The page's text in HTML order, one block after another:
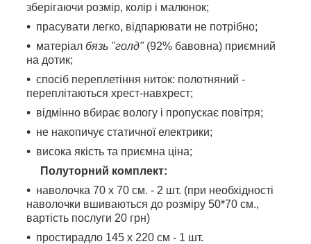
зберігаючи розмір, колір і малюнок;
прасувати легко, відпарювати не потрібно;
матеріал бязь "голд"(92% бавовна) приємний
на дотик;
спосіб переплетіння ниток: полотняний -
переплітаються хрест-навхрест;
відмінно вбирає вологу і пропускає повітря;
не накопичує статичної електрики;
висока якість та приємна ціна;
Полуторний комплект:
наволочка 70 х 70 см. - 2 шт. (при необхідності
наволочки вшиваються до розміру 50*70 см.,
вартість послуги 20 грн)
простирадло 145 х 220 см - 1 шт.